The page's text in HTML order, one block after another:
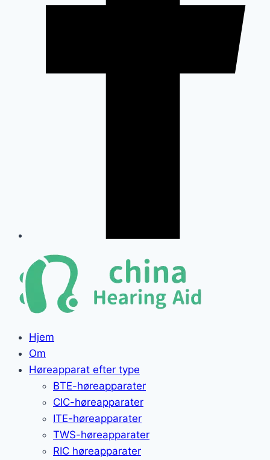
Hjem
Om
Høreapparat efter type
BTE-høreapparater
CIC-høreapparater
ITE-høreapparater
TWS-høreapparater
RIC høreapparater